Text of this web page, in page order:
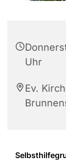
Uhr
Ev.